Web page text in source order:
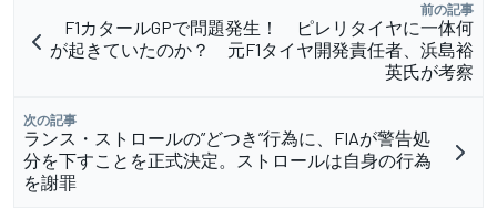
前の記事
F1カタールGPで問題発生！ ピレリタイヤに一体何
が起きていたのか？ 元F1タイヤ開発責任者、浜島裕
英氏が考察
次の記事
ランス・ストロールの”どつき”行為に、FIAが警告処
分を下すことを正式決定。ストロールは自身の行為
を謝罪